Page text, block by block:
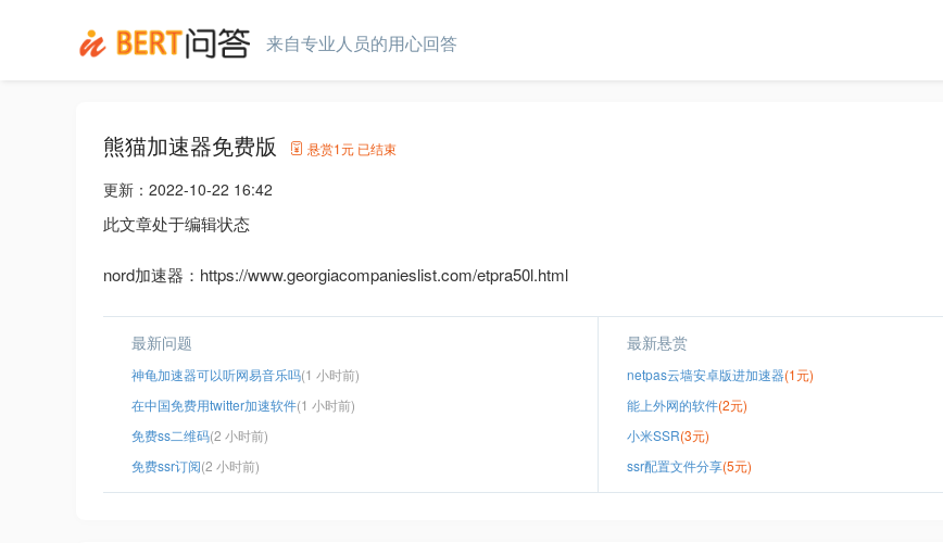
来自专业人员的用心回答
熊猫加速器免费版 悬赏1元 已结束
更新： 2022-10-22 16:42
此文章处于编辑状态
nord加速器：https://www.georgiacompanieslist.com/etpra50l.html
最新问题
神龟加速器可以听网易音乐吗(1 小时前)
在中国免费用twitter加速软件(1 小时前)
免费ss二维码(2 小时前)
免费ssr订阅(2 小时前)
最新悬赏
netpas云墙安卓版进加速器(1元)
能上外网的软件(2元)
小米SSR(3元)
ssr配置文件分享(5元)